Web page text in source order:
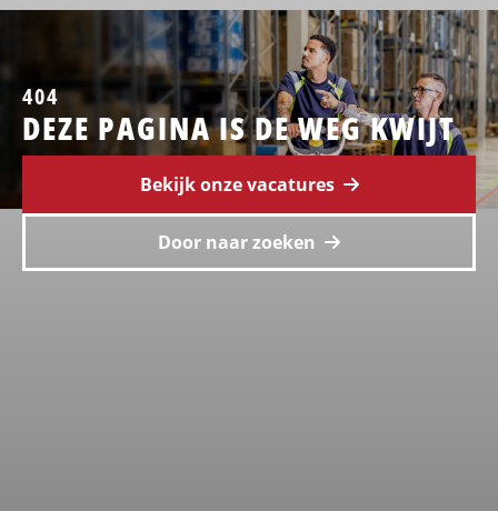
404
DEZE PAGINA IS DE WEG KWIJT
Bekijk onze vacatures
Door naar zoeken